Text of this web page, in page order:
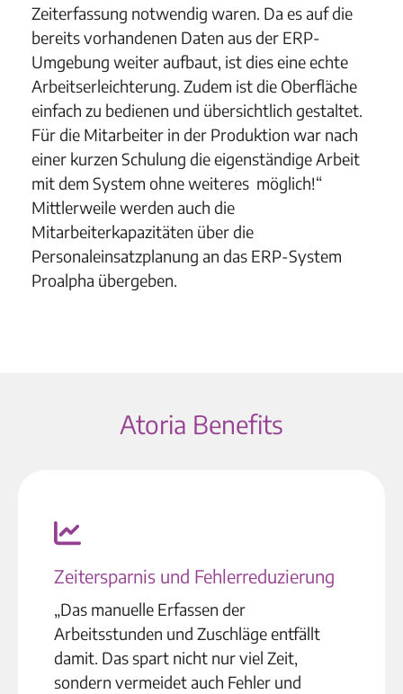
Zeiterfassung notwendig waren. Da es auf die
bereits vorhandenen Daten aus der ERP-
Umgebung weiter aufbaut, ist dies eine echte
Arbeitserleichterung. Zudem ist die Oberfläche
einfach zu bedienen und übersichtlich gestaltet.
Für die Mitarbeiter in der Produktion war nach
einer kurzen Schulung die eigenständige Arbeit
mit dem System ohne weiteres möglich!“
Mittlerweile werden auch die
Mitarbeiterkapazitäten über die
Personaleinsatzplanung an das ERP-System
Proalpha übergeben.
Atoria Benefits
Zeitersparnis und Fehlerreduzierung
„Das manuelle Erfassen der
Arbeitsstunden und Zuschläge entfällt
damit. Das spart nicht nur viel Zeit,
sondern vermeidet auch Fehler und